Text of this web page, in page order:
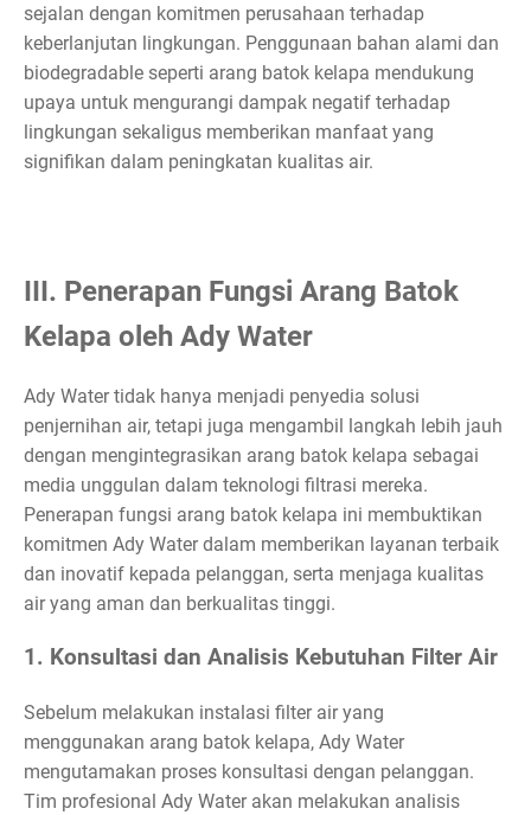
sejalan dengan komitmen perusahaan terhadap
keberlanjutan lingkungan. Penggunaan bahan alami dan
biodegradable seperti arang batok kelapa mendukung
upaya untuk mengurangi dampak negatif terhadap
lingkungan sekaligus memberikan manfaat yang
signifikan dalam peningkatan kualitas air.
III. Penerapan Fungsi Arang Batok
Kelapa oleh Ady Water
Ady Water tidak hanya menjadi penyedia solusi
penjernihan air, tetapi juga mengambil langkah lebih jauh
dengan mengintegrasikan arang batok kelapa sebagai
media unggulan dalam teknologi filtrasi mereka.
Penerapan fungsi arang batok kelapa ini membuktikan
komitmen Ady Water dalam memberikan layanan terbaik
dan inovatif kepada pelanggan, serta menjaga kualitas
air yang aman dan berkualitas tinggi.
1. Konsultasi dan Analisis Kebutuhan Filter Air
Sebelum melakukan instalasi filter air yang
menggunakan arang batok kelapa, Ady Water
mengutamakan proses konsultasi dengan pelanggan.
Tim profesional Ady Water akan melakukan analisis